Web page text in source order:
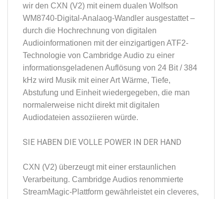
wir den CXN (V2) mit einem dualen Wolfson
WM8740-Digital-Analaog-Wandler ausgestattet –
durch die Hochrechnung von digitalen
Audioinformationen mit der einzigartigen ATF2-
Technologie von Cambridge Audio zu einer
informationsgeladenen Auflösung von 24 Bit / 384
kHz wird Musik mit einer Art Wärme, Tiefe,
Abstufung und Einheit wiedergegeben, die man
normalerweise nicht direkt mit digitalen
Audiodateien assoziieren würde.
SIE HABEN DIE VOLLE POWER IN DER HAND
CXN (V2) überzeugt mit einer erstaunlichen
Verarbeitung. Cambridge Audios renommierte
StreamMagic-Plattform gewährleistet ein cleveres,